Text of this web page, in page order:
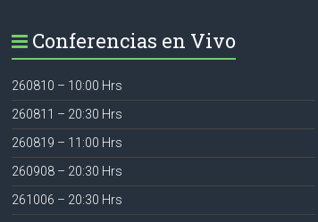
Conferencias en Vivo
260810 – 10:00 Hrs
260811 – 20:30 Hrs
260819 – 11:00 Hrs
260908 – 20:30 Hrs
261006 – 20:30 Hrs